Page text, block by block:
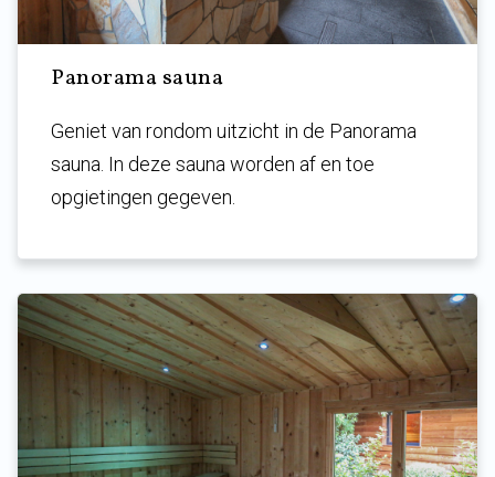
Panorama sauna
Geniet van rondom uitzicht in de Panorama
sauna. In deze sauna worden af en toe
opgietingen gegeven.